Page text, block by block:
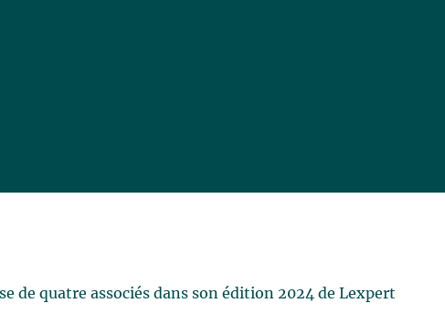
de quatre associés dans son édition 2024 de Lexpert